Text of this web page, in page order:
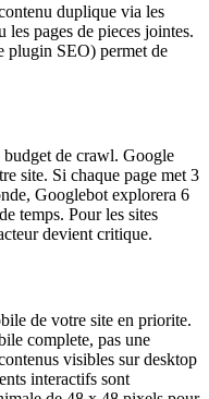
duplique via les
les pages de pieces jointes.
plugin SEO) permet de
budget de crawl. Google
site. Si chaque page met 3
Googlebot explorera 6
temps. Pour les sites
devient critique.
de votre site en priorite.
complete, pas une
visibles sur desktop
interactifs sont